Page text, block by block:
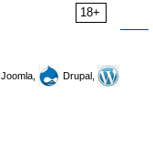
18+
Joomla,
Drupal,